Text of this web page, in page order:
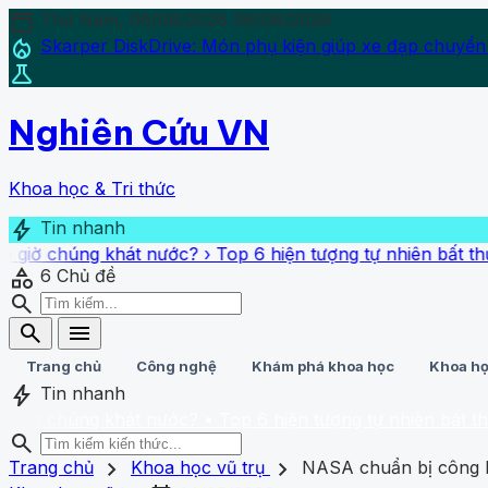
calendar_today Thứ Năm, 06/08/2026 06/08/2026
local_fire_department Skarper DiskDrive: Món phụ kiện giúp xe đạp
science
Nghiên Cứu VN
Khoa học & Tri thức
bolt Tin nhanh
khát nước?›Top 6 hiện tượng tự nhiên bất thường
category 6 Chủ đề
search
search
menu
Trang chủ Công nghệ Khám phá khoa học Khoa
bolt Tin nhanh
search
homeTrang chủ
search close
Trang chủ chevron_right Khoa học vũ trụ chevron_right
NASA chuẩn bị công